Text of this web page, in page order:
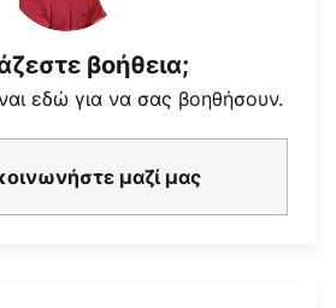
βοήθεια;
εδώ για να σας βοηθήσουν.
μαζί μας